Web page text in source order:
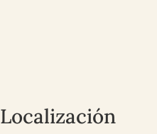
Localización